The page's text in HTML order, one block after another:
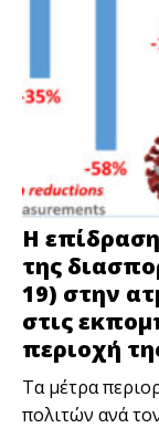
Η
της
19) στην
στις
περιοχή
Τα μέτρα
πολιτών ανά